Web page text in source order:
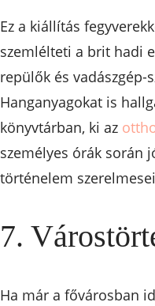
Ez a kiállítás
szemlélteti a brit hadi
repülők és
Hanganyagokat is
könyvtárban, ki az
személyes órák során
történelem
7.
Ha már a fővárosban